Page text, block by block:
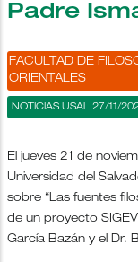
Padre
FACULTAD DE
ORIENTALES
NOTICIAS USAL 27/11/
El jueves 21 de
Universidad del
sobre “Las fuentes
de un proyecto
García Bazán y el Dr.